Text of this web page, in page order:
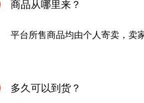
商品从哪里来？
平台所售商品均由个人寄卖，卖
多久可以到货？